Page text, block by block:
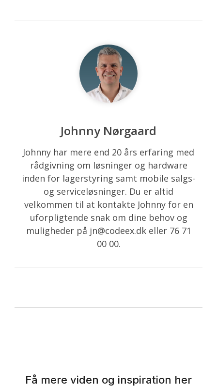
Johnny Nørgaard
Johnny har mere end 20 års erfaring med
rådgivning om løsninger og hardware
inden for lagerstyring samt mobile salgs-
og serviceløsninger. Du er altid
velkommen til at kontakte Johnny for en
uforpligtende snak om dine behov og
muligheder på jn@codeex.dk eller 76 71
00 00.
Få mere viden og inspiration her